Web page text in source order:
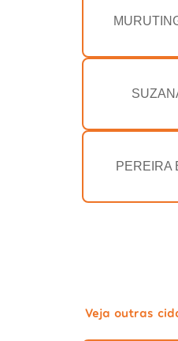
PEREIRA
Veja outras